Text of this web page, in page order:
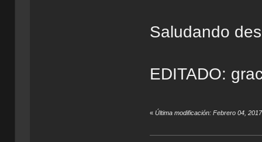
Saludando
EDITADO:
«Última modificación: Febrero 04,